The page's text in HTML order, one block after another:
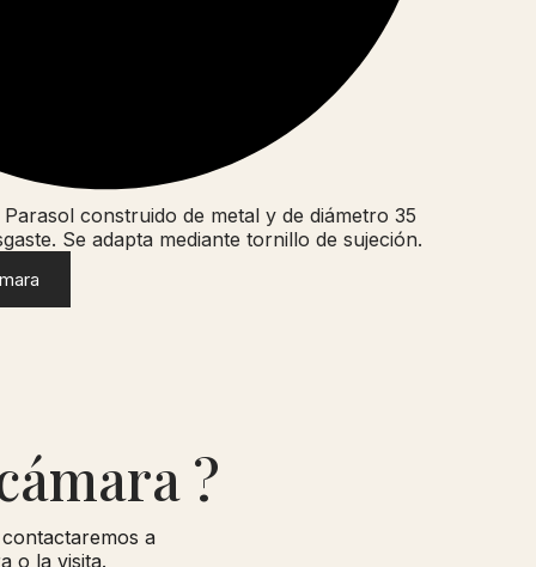
construido de metal y de diámetro 35
Se adapta mediante tornillo de sujeción.
?
a
o la visita.